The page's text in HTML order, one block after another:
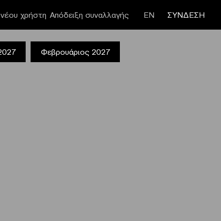
Απόδειξη συναλλαγής
χρήστη ΕΝ ΣΥΝΔΕΣΗ
Φεβρουάριος 2027